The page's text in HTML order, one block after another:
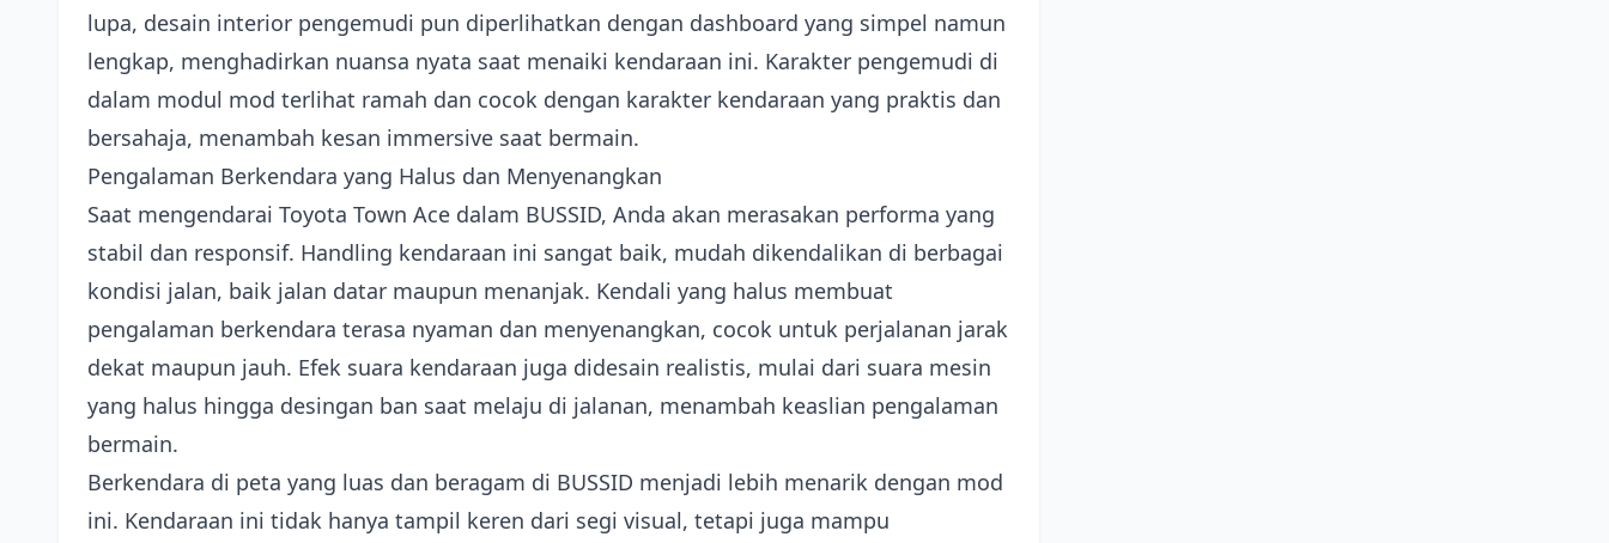
lupa, desain interior pengemudi pun diperlihatkan dengan dashboard yang simpel namun
lengkap, menghadirkan nuansa nyata saat menaiki kendaraan ini. Karakter pengemudi di
dalam modul mod terlihat ramah dan cocok dengan karakter kendaraan yang praktis dan
bersahaja, menambah kesan immersive saat bermain.
Pengalaman Berkendara yang Halus dan Menyenangkan
Saat mengendarai Toyota Town Ace dalam BUSSID, Anda akan merasakan performa yang
stabil dan responsif. Handling kendaraan ini sangat baik, mudah dikendalikan di berbagai
kondisi jalan, baik jalan datar maupun menanjak. Kendali yang halus membuat
pengalaman berkendara terasa nyaman dan menyenangkan, cocok untuk perjalanan jarak
dekat maupun jauh. Efek suara kendaraan juga didesain realistis, mulai dari suara mesin
yang halus hingga desingan ban saat melaju di jalanan, menambah keaslian pengalaman
bermain.
Berkendara di peta yang luas dan beragam di BUSSID menjadi lebih menarik dengan mod
ini. Kendaraan ini tidak hanya tampil keren dari segi visual, tetapi juga mampu